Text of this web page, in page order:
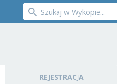
REJESTRACJA